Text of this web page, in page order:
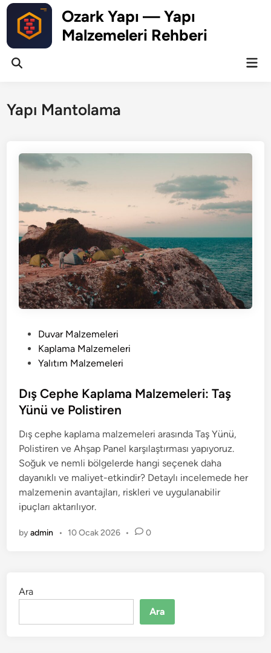
Skip
content
Ozark Yapı — Yapı
Malzemeleri Rehberi
Open
Yapı Mantolama
e
d
n
Duvar Malzemeleri
Kaplama Malzemeleri
Yalıtım Malzemeleri
Dış Cephe Kaplama Malzemeleri: Taş
Yünü ve Polistiren
Dış cephe kaplama malzemeleri arasında Taş Yünü,
Polistiren ve Ahşap Panel karşılaştırması yapıyoruz.
Soğuk ve nemli bölgelerde hangi seçenek daha
dayanıklı ve maliyet-etkindir? Detaylı incelemede her
malzemenin avantajları, riskleri ve uygulanabilir
ipuçları aktarılıyor.
byadmin • 10 Ocak 2026 • 0
Ara
Ara